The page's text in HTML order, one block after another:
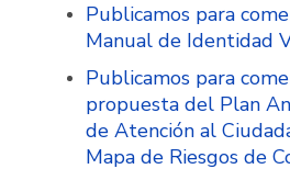
Publicamos para
Manual de Identidad
Publicamos para
propuesta del Plan
de Atención al
Mapa de Riesgos de